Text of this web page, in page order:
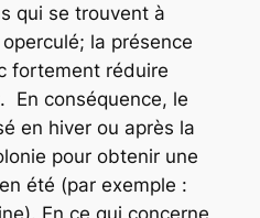
qui se trouvent à
la présence
fortement réduire
En conséquence, le
en hiver ou après la
pour obtenir une
été (par exemple :
En ce qui concerne